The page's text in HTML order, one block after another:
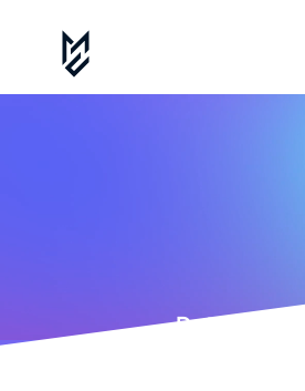
Datenschutz